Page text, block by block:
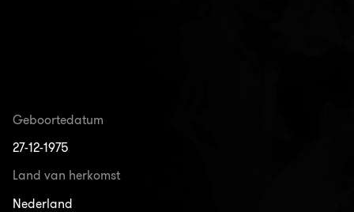
Geboortedatum
27-12-1975
Land van herkomst
Nederland